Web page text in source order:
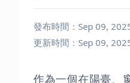
發布時間：Sep 09,
更新時間：Sep 09,
作為一個在陽臺、